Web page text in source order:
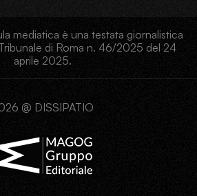
mediatica è una testata giornalistica
di Roma n. 46/2025 del 24
aprile 2025.
@ DISSIPATIO